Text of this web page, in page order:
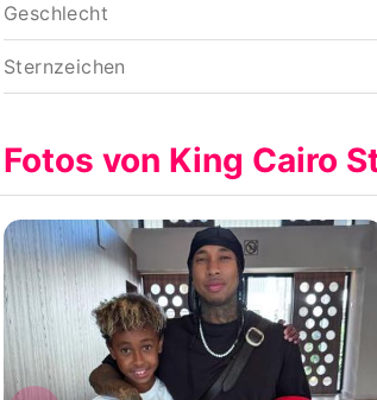
Geschlecht
Sternzeichen
Fotos von King Cairo